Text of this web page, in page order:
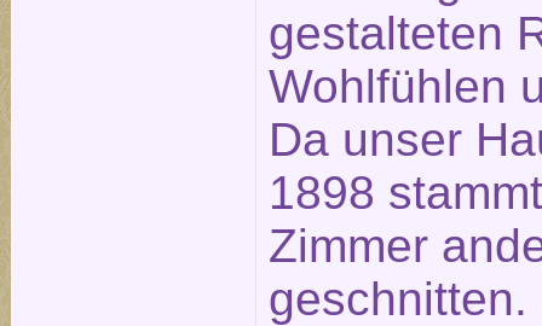
gestalteten
Wohlfühlen
Da unser
1898
Zimmer
geschnitten.